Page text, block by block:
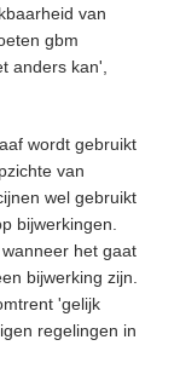
van
gbm
anders kan',
wordt gebruikt
van
wel gebruikt
bijwerkingen.
het gaat
bijwerking zijn.
'gelijk
regelingen in